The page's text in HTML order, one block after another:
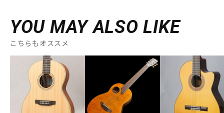
YOU MAY ALSO LIKE
こちらもオススメ